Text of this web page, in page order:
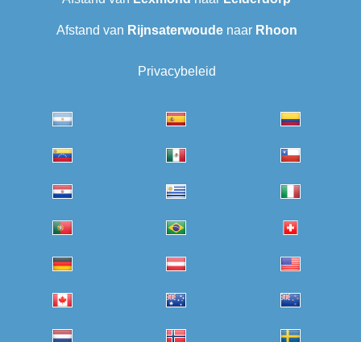
Afstand van Rijnsaterwoudenaar Rhoon
Privacybeleid